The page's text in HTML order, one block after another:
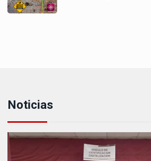
Noticias